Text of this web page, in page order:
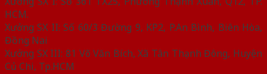
HCM.
Xưởng SX II: Số 60/3 Đường 9, KP2, P.An Bình, Biên Hòa,
Đồng Nai
Xưởng SX III: 81 Võ Văn Bích, Xã Tân Thạnh Đông, Huyện
Củ Chi, Tp.HCM